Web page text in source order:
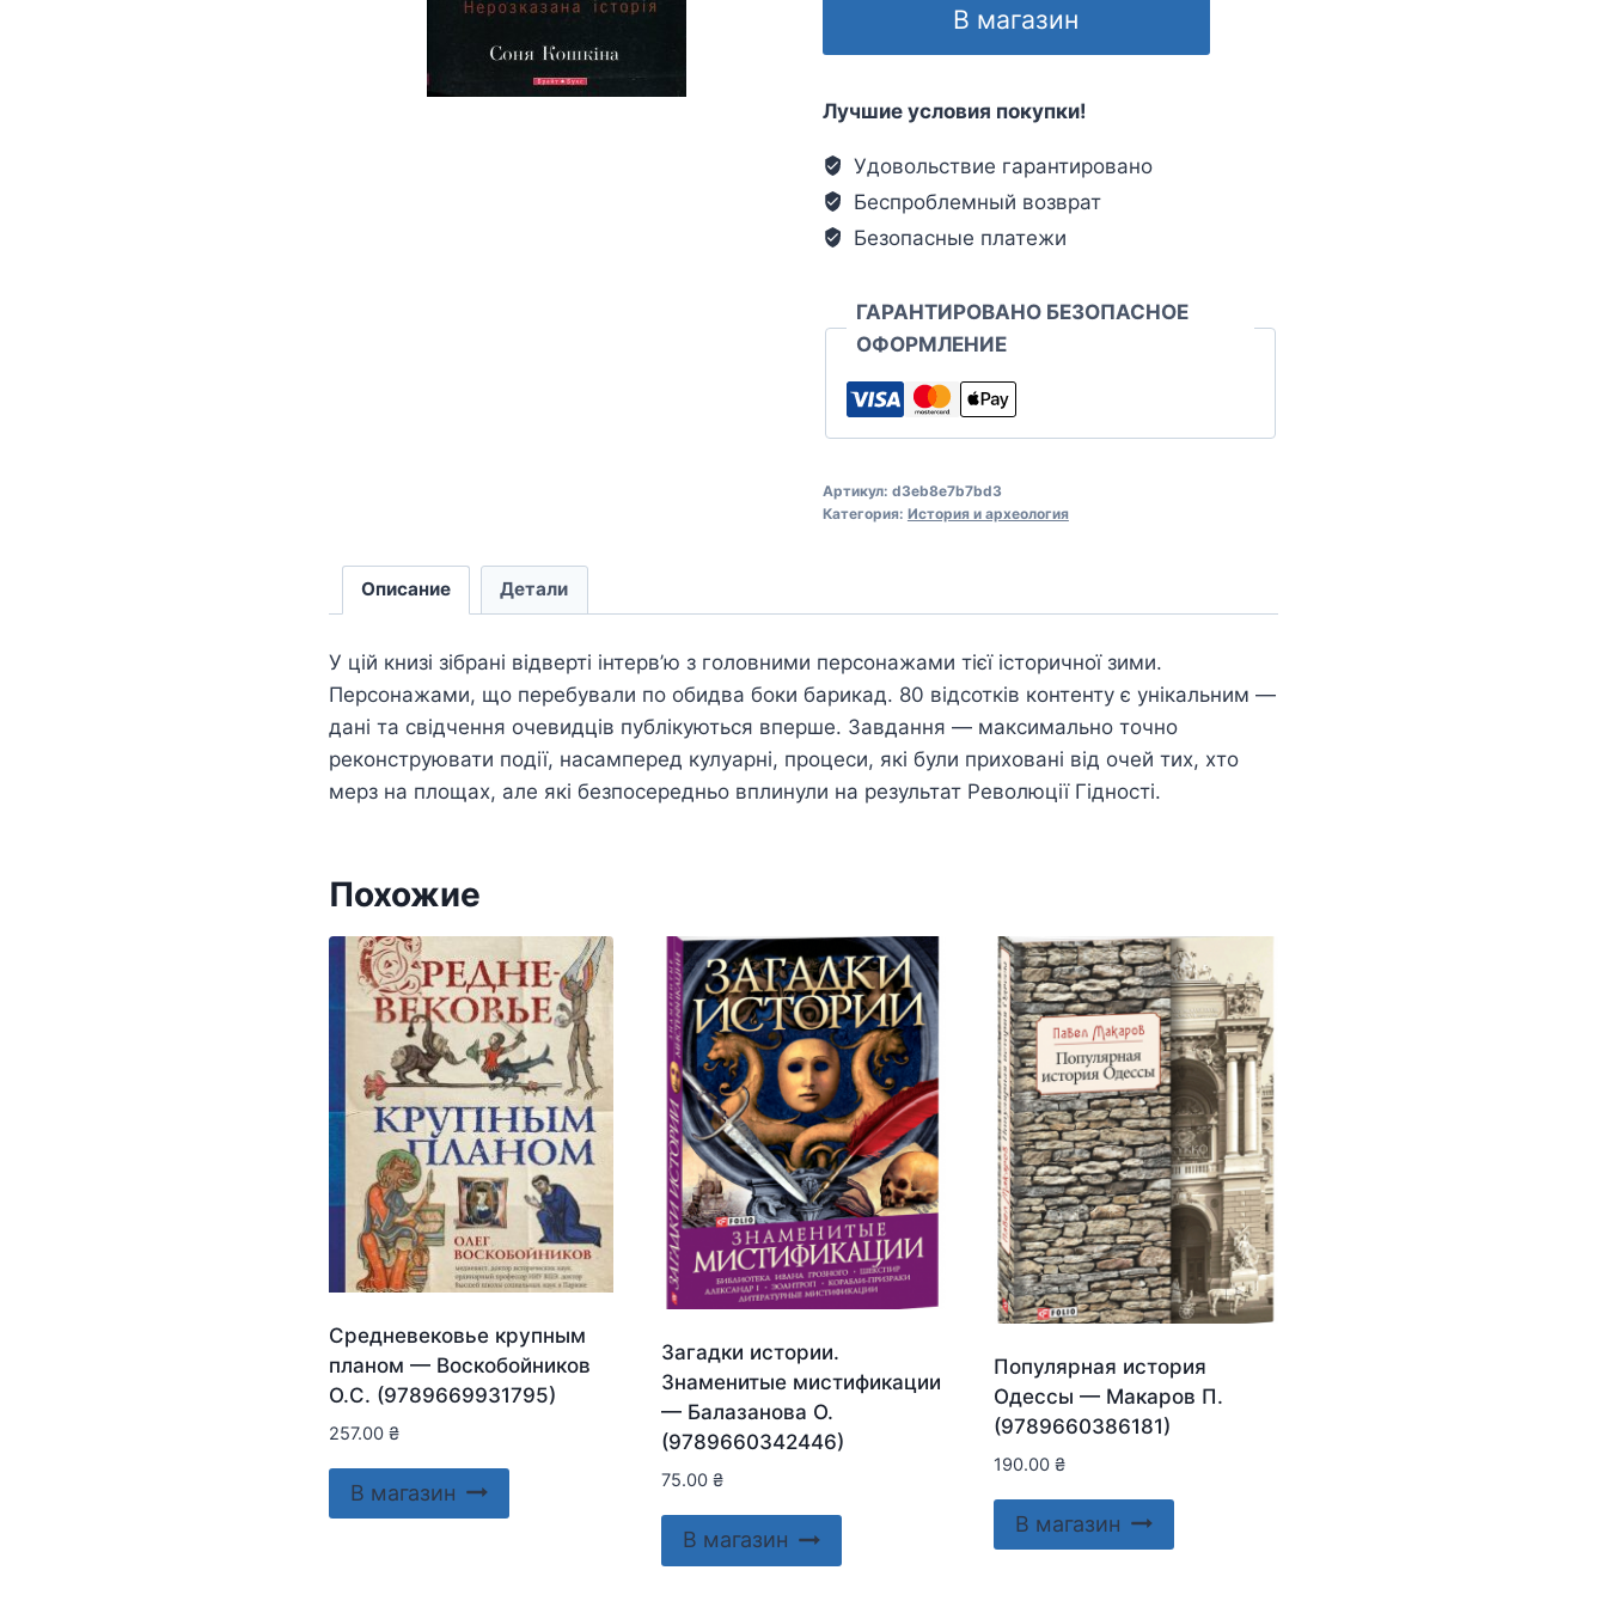
В магазин
Лучшие условия покупки!
Удовольствие гарантировано
Беспроблемный возврат
Безопасные платежи
ГАРАНТИРОВАНО БЕЗОПАСНОЕ
ОФОРМЛЕНИЕ
Артикул: d3eb8e7b7bd3
Категория: История и археология
Описание Детали
У цій книзі зібрані відверті інтерв’ю з головними персонажами тієї історичної зими.
Персонажами, що перебували по обидва боки барикад. 80 відсотків контенту є унікальним —
дані та свідчення очевидців публікуються вперше. Завдання — максимально точно
реконструювати події, насамперед кулуарні, процеси, які були приховані від очей тих, хто
мерз на площах, але які безпосередньо вплинули на результат Революції Гідності.
Похожие
Средневековье крупным
планом — Воскобойников
О.С. (9789669931795)
257.00 ₴
В магазин
Загадки истории.
Знаменитые мистификации
— Балазанова О.
(9789660342446)
75.00 ₴
В магазин
Популярная история
Одессы — Макаров П.
(9789660386181)
190.00 ₴
В магазин